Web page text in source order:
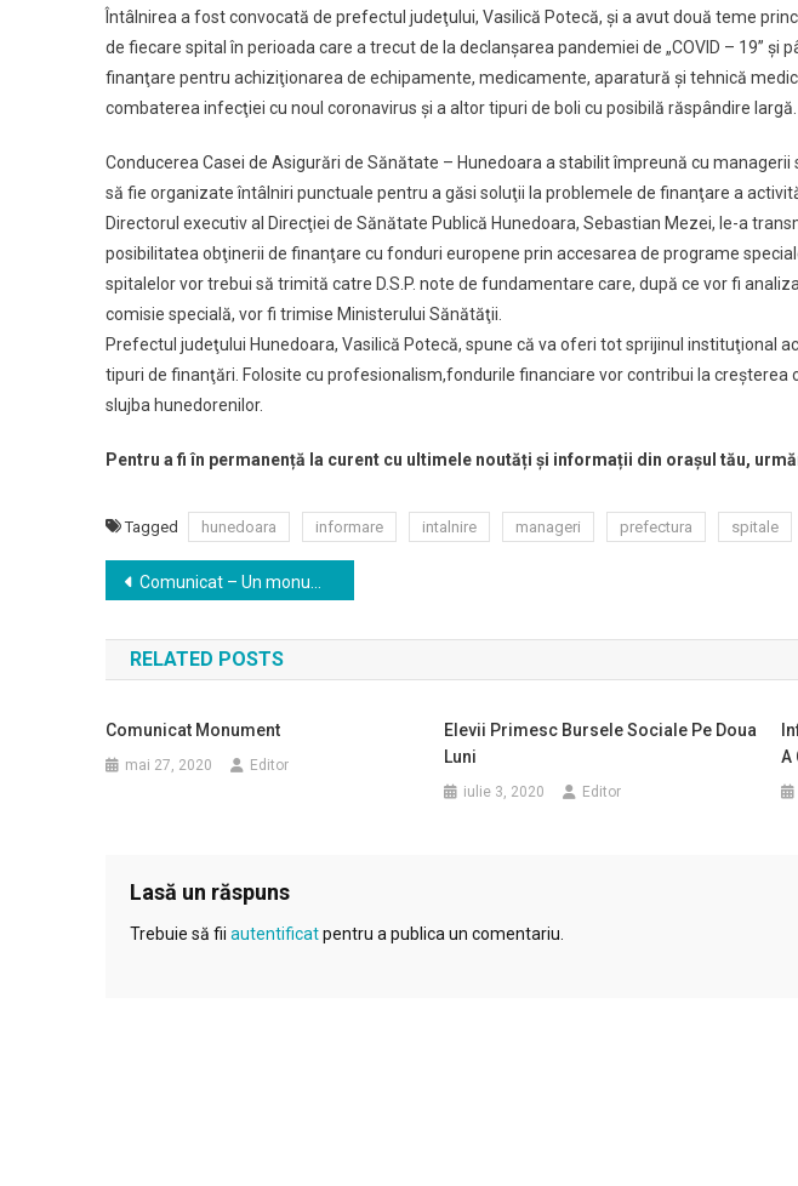
Spitale,
La
Prefectura
Hunedoara
Întâlnirea a fost convocată de prefectul judeţului, Vasilică Potecă, şi a avut două teme
de fiecare spital în perioada care a trecut de la declanşarea pandemiei de „COVID – 19” şi
finanţare pentru achiziţionarea de echipamente, medicamente, aparatură şi tehnică
combaterea infecţiei cu noul coronavirus şi a altor tipuri de boli cu posibilă răspândire largă.
Conducerea Casei de Asigurări de Sănătate – Hunedoara a stabilit împreună cu managerii
să fie organizate întâlniri punctuale pentru a găsi soluţii la problemele de finanţare a
Directorul executiv al Direcţiei de Sănătate Publică Hunedoara, Sebastian Mezei, le-a
posibilitatea obţinerii de finanţare cu fonduri europene prin accesarea de programe
spitalelor vor trebui să trimită catre D.S.P. note de fundamentare care, după ce vor fi
comisie specială, vor fi trimise Ministerului Sănătăţii.
Prefectul judeţului Hunedoara, Vasilică Potecă, spune că va oferi tot sprijinul instituţional
tipuri de finanţări. Folosite cu profesionalism,fondurile financiare vor contribui la creşterea
slujba hunedorenilor.
Pentru a fi în permanență la curent cu ultimele noutăți și informații din orașul tău,
Tagged hunedoara informare intalnire manageri prefectura spitale
Navigare
în
articole
Comunicat – Un monument pe săptămână
RELATED POSTS
Comunicat Monument
mai 27, 2020 Editor
Elevii Primesc Bursele Sociale Pe Doua
Luni
iulie 3, 2020 Editor
A
Lasă un răspuns
Trebuie să fii autentificatpentru a publica un comentariu.